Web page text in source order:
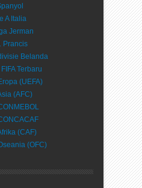
A Italia
Jerman
Prancis
Belanda
Terbaru
(UEFA)
(AFC)
(CAF)
(OFC)